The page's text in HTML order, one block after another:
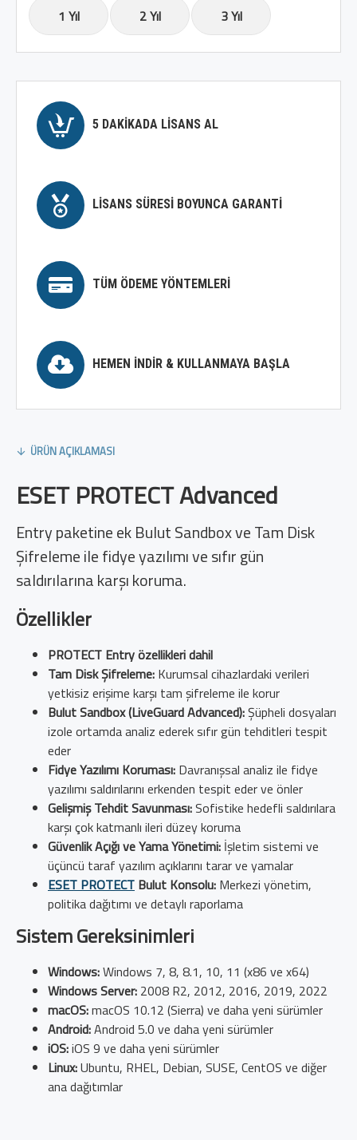
1 Yıl 2 Yıl 3 Yıl
5 DAKIKADA LISANS AL
LISANS SÜRESI BOYUNCA GARANTI
TÜM ÖDEME YÖNTEMLERI
HEMEN İNDIR & KULLANMAYA BAŞLA
ÜRÜN AÇIKLAMASI
ESET PROTECT Advanced
Entry paketine ek Bulut Sandbox ve Tam Disk
Şifreleme ile fidye yazılımı ve sıfır gün
saldırılarına karşı koruma.
Özellikler
PROTECT Entry özellikleri dahil
Tam Disk Şifreleme: Kurumsal cihazlardaki verileri
yetkisiz erişime karşı tam şifreleme ile korur
Bulut Sandbox (LiveGuard Advanced):Şüpheli dosyaları
izole ortamda analiz ederek sıfır gün tehditleri tespit
eder
Fidye Yazılımı Koruması: Davranışsal analiz ile fidye
yazılımı saldırılarını erkenden tespit eder ve önler
Gelişmiş Tehdit Savunması:Sofistike hedefli saldırılara
karşı çok katmanlı ileri düzey koruma
Güvenlik Açığı ve Yama Yönetimi: İşletim sistemi ve
üçüncü taraf yazılım açıklarını tarar ve yamalar
ESET PROTECT Bulut Konsolu: Merkezi yönetim,
politika dağıtımı ve detaylı raporlama
Sistem Gereksinimleri
Windows:Windows 7, 8, 8.1, 10, 11 (x86 ve x64)
Windows Server: 2008 R2, 2012, 2016, 2019, 2022
macOS:macOS 10.12 (Sierra) ve daha yeni sürümler
Android:Android 5.0 ve daha yeni sürümler
iOS:iOS 9 ve daha yeni sürümler
Linux:Ubuntu, RHEL, Debian, SUSE, CentOS ve diğer
ana dağıtımlar